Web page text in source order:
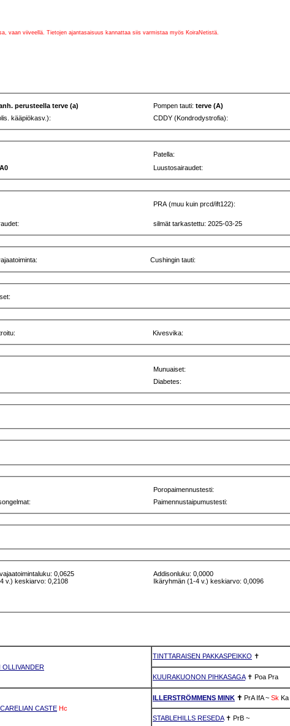
vaan viiveellä. Tietojen ajantasaisuus kannattaa siis varmistaa myös KoiraNetistä.
perusteella terve (a) Pompen tauti:terve (A)
kääpiökasv.): CDDY (Kondrodystrofia):
Patella:
Luustosairaudet:
PRA (muu kuin prcd/ift122):
silmät tarkastettu: 2025-03-25
Cushingin tauti:
Kivesvika:
Munuaiset:
Diabetes:
Poropaimennustesti:
Paimennustaipumustesti:
0,0625
v.) keskiarvo: 0,2108
Addisonluku: 0,0000
Ikäryhmän (1-4 v.) keskiarvo: 0,0096
OLLIVANDER
TINTTARAISEN PAKKASPEIKKO ✝
KUURAKUONON PIHKASAGA✝ Poa Pra
CASTE Hc
ILLERSTRÖMMENS MINK ✝ PrA IfA ~ Sk Ka
STABLEHILLS RESEDA✝ PrB ~